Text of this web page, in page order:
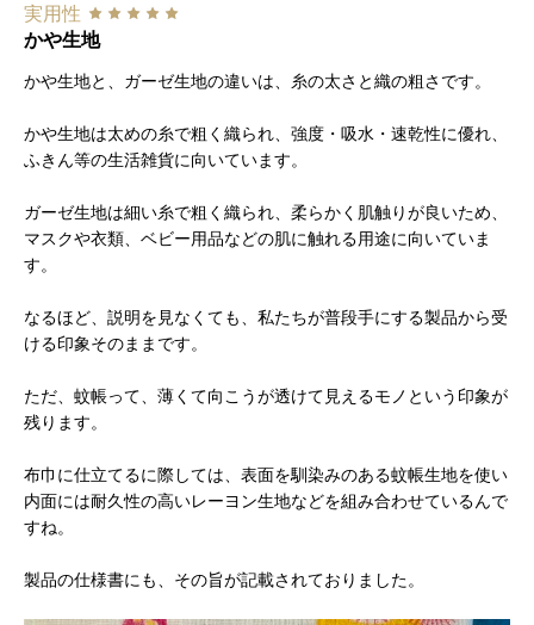
実用性
かや生地
かや生地と、ガーゼ生地の違いは、糸の太さと織の粗さです。
かや生地は太めの糸で粗く織られ、強度・吸水・速乾性に優れ、
ふきん等の生活雑貨に向いています。
ガーゼ生地は細い糸で粗く織られ、柔らかく肌触りが良いため、
マスクや衣類、ベビー用品などの肌に触れる用途に向いていま
す。
なるほど、説明を見なくても、私たちが普段手にする製品から受
ける印象そのままです。
ただ、蚊帳って、薄くて向こうが透けて見えるモノという印象が
残ります。
布巾に仕立てるに際しては、表面を馴染みのある蚊帳生地を使い
内面には耐久性の高いレーヨン生地などを組み合わせているんで
すね。
製品の仕様書にも、その旨が記載されておりました。